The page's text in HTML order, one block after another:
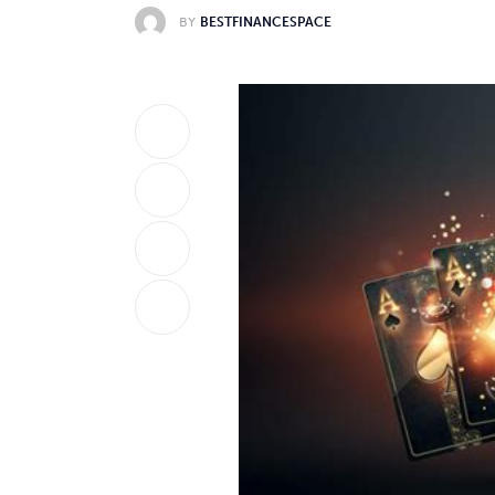
BY BESTFINANCESPACE